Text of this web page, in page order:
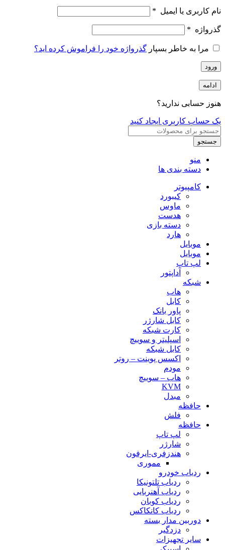
نام کاربری یا ایمیل *
گذرواژه *
مرا به خاطر بسپار گذرواژه خود را فراموش کرده اید؟
ورود
ادامه
هنوز حسابی ندارید؟
یک حساب کاربری ایجاد کنید
جستجو
منو
دسته بندی ها
کامپیوتر
کیبورد
ماوس
هدست
دسته بازی
هارد
موبایل
موبایل
لپ تاپ
آداپتور
شبکه
هاب
کابل
پاور بانک
کابل شارژر
کارت شبکه
اسپلیتر و سوییچ
کابل شبکه
اکسس پوینت – روتر
مودم
هاب – سوییچ
KVM
مبدل
حافظه
فلش
حافظه
لپ تاپ
شارژر
هندزفری-ایرفون
مموری
ردیاب خودرو
ردیاب تلتونیکا
ردیاب آهنربایی
ردیاب کوبان
ردیاب کانکاکس
دوربین مدار بسته
دزدگیر
سایر تجهیزات